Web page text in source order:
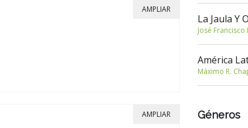
AMPLIAR
AMPLIAR
La Jaula Y
José
América
Máximo R.
Géneros